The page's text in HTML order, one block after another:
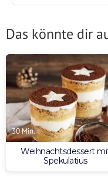
Das könnte dir
30 Min.
Weihnachtsdessert
Spekulatius